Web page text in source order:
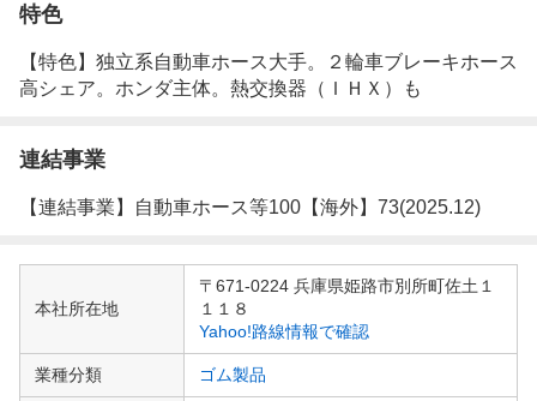
特色
【特色】独立系自動車ホース大手。２輪車ブレーキホース
高シェア。ホンダ主体。熱交換器（ＩＨＸ）も
連結事業
【連結事業】自動車ホース等100【海外】73(2025.12)
企
情本社所在地
〒671-0224 兵庫県姫路市別所町佐土１
１１８
Yahoo!路線情報で確認
業種分類 ゴム製品